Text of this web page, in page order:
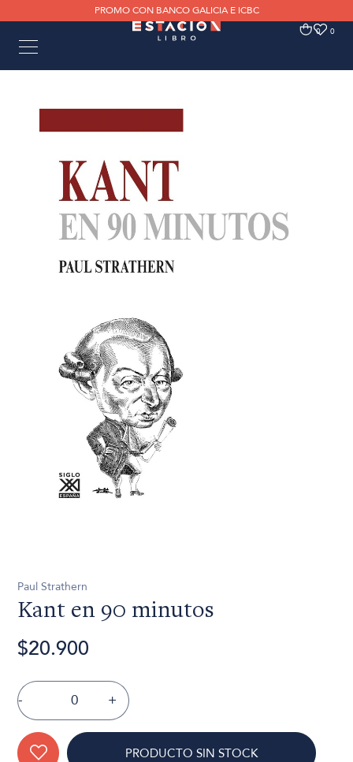
PROMO CON BANCO GALICIA E ICBC
0 0
Paul Strathern
Kant en 90 minutos
$20.900
- +
PRODUCTO SIN STOCK